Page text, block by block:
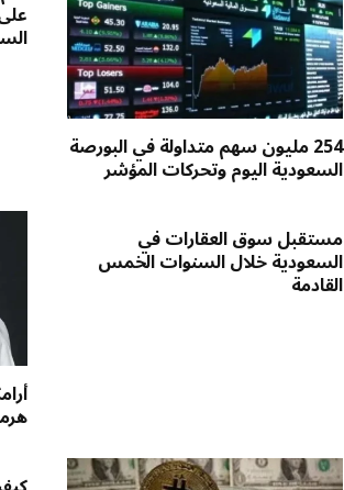
254 مليون سهم متداولة في البورصة
السعودية اليوم وتحركات المؤشر
مستقبل سوق العقارات في
السعودية خلال السنوات الخمس
القادمة